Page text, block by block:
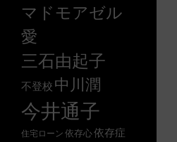
マドモアゼル
愛
三石由起子
不登校 中川潤
今井通子
住宅ローン 依存心依存症